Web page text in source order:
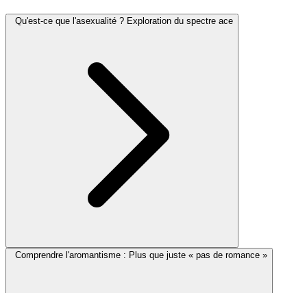
Qu'est-ce que l'asexualité ? Exploration du spectre ace
Comprendre l'aromantisme : Plus que juste « pas de romance »